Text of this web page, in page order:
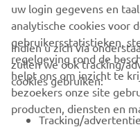
CORPORATE
BUSINESS
uw login gegevens en
analytische cookies voor
gebruikersstatistieken,
regelgeving rond de
helpt ons om inzicht te
bezoekers onze site
producten, diensten en
Indien u zich via
zullen we ook tracking/
cookies gebruiken:
Tracking/